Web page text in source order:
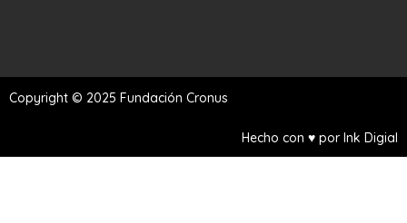
Copyright © 2025 Fundación Cronus
Hecho con ♥ por Ink Digial